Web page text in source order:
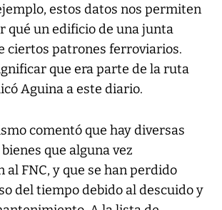
estos datos nos permiten
qué un edificio de una junta
ciertos patrones ferroviarios.
que era parte de la ruta
Aguina a este diario.
comentó que hay diversas
que alguna vez
FNC, y que se han perdido
del tiempo debido al descuido y